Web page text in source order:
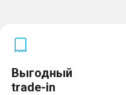
Выгодный
trade-in